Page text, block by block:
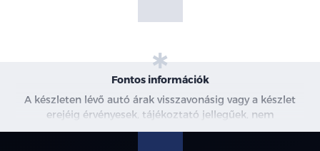
Fontos információk
A készleten lévő autó árak visszavonásig vagy a készlet
erejéig érvényesek, tájékoztató jellegűek, nem
minősülnek ajánlattételnek, a képek csak illusztrációk. A